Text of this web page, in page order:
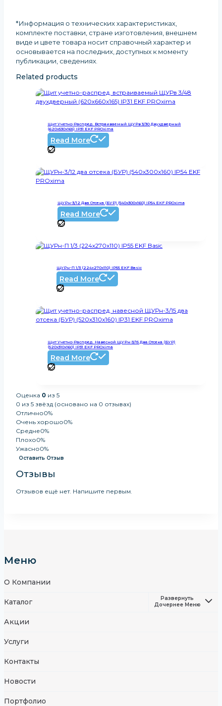
*Информация о технических характеристиках,
комплекте поставки, стране изготовления, внешнем
виде и цвете товара носит справочный характер и
основывается на последних, доступных к моменту
публикации, сведениях.
Related products
Щит Учетно-Распред. Встраиваемый ЩУРв 3/30 Двухдверный
(620х530х165) IP31 EKF PROxima
Read More
ЩУРн-3/12 Два Отсека (БУР) (540х300х160) IP54 EKF PROxima
Read More
ЩУРн-П 1/3 (224х270х110) IP55 EKF Basic
Read More
Щит Учетно-Распред. Навесной ЩУРн-3/15 Два Отсека (БУР)
(520х310х160) IP31 EKF PROxima
Read More
Оценка 0 из 5
0 из 5 звёзд (основано на 0 отзывах)
Отлично0%
Очень хорошо0%
Средне0%
Плохо0%
Ужасно0%
Оставить Отзыв
Отзывы
Отзывов ещё нет. Напишите первым.
Меню
О Компании
Каталог
Развернуть
Дочернее Меню
Акции
Услуги
Контакты
Новости
Портфолио